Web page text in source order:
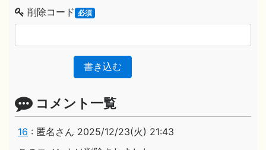
削除コード 必須
書き込む
コメント一覧
16 : 匿名さん 2025/12/23(火) 21:43